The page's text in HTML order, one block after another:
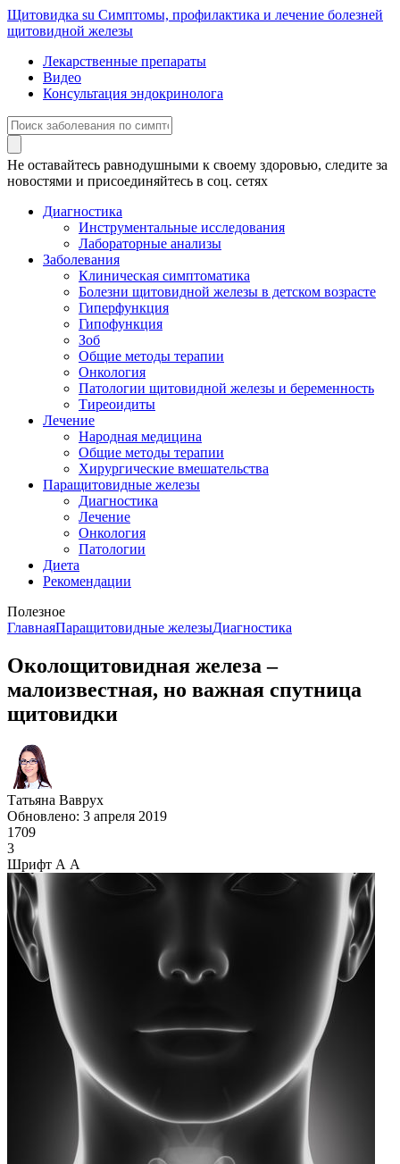
Щитовидка su Симптомы, профилактика и лечение болезней
щитовидной железы
Лекарственные препараты
Видео
Консультация эндокринолога
Не оставайтесь равнодушными к своему здоровью, следите за
новостями и присоединяйтесь в соц. сетях
Диагностика
Инструментальные исследования
Лабораторные анализы
Заболевания
Клиническая симптоматика
Болезни щитовидной железы в детском возрасте
Гиперфункция
Гипофункция
Зоб
Общие методы терапии
Онкология
Патологии щитовидной железы и беременность
Тиреоидиты
Лечение
Народная медицина
Общие методы терапии
Хирургические вмешательства
Паращитовидные железы
Диагностика
Лечение
Онкология
Патологии
Диета
Рекомендации
Полезное
ГлавнаяПаращитовидные железыДиагностика
Околощитовидная железа –
малоизвестная, но важная спутница
щитовидки
Татьяна Ваврух
Обновлено: 3 апреля 2019
1709
3
Шрифт А А